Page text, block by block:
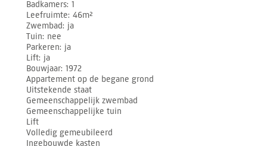
Badkamers 1
Leefruimte 46m²
Zwembad ja
Tuin nee
Parkeren ja
Lift ja
Bouwjaar 1972
Appartement op de begane grond
Uitstekende staat
Gemeenschappelijk zwembad
Gemeenschappelijke tuin
Lift
Volledig gemeubileerd
Ingebouwde kasten